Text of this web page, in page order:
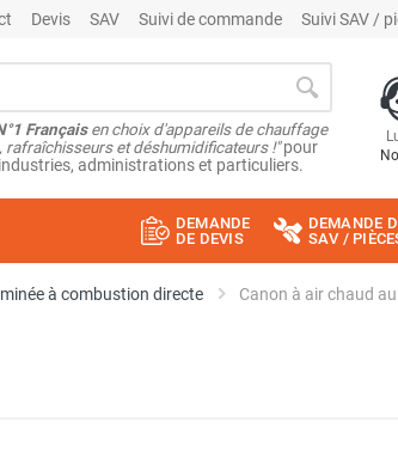
Devis SAV Suivi de commande Suivi SAV /
Françaisen choix d'appareils de chauffage
et déshumidificateurs !"pour
administrations et particuliers.
DEMANDE
DE DEVIS
DEMANDE
SAV /
à combustion directe